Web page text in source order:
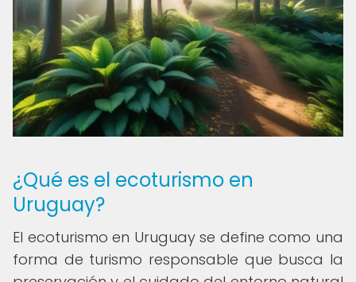
¿Qué es el ecoturismo en
Uruguay?
El ecoturismo en Uruguay se define como una
forma de turismo responsable que busca la